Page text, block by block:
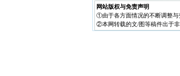
网站版权与免责声明
①由于各方面情况的不断调整与
②本网转载的文/图等稿件出于